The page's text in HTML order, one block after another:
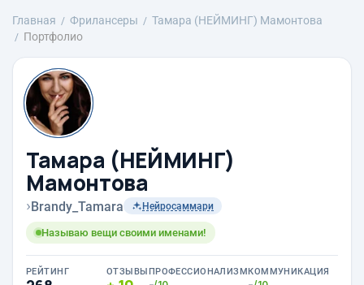
Главная Фрилансеры
Тамара (НЕЙМИНГ) Мамонтова
Портфолио
Тамара (НЕЙМИНГ)
Мамонтова
›Brandy_Tamara Нейросаммари
Называю вещи своими именами!
РЕЙТИНГ ОТЗЫВЫПРОФЕССИОНАЛИЗМКОММУНИКАЦИЯ